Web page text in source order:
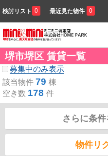
検討リスト 0 最近見た物件 0
堺市堺区 賃貸一覧
募集中のみ表示
該当物件 79 棟
空き数 178 件
さらに条
物件リ